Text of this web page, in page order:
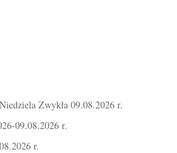
Zwykła 09.08.2026 r.
09.08.2026 r.
r.